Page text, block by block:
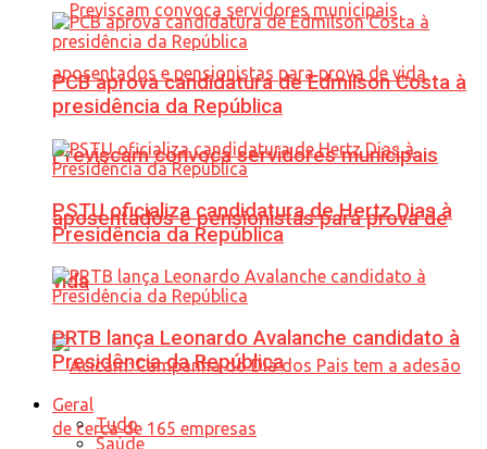
Previscam convoca servidores municipais
aposentados e pensionistas para prova de
vida
PCB aprova candidatura de Edmilson Costa à
presidência da República
PSTU oficializa candidatura de Hertz Dias à
Presidência da República
PRTB lança Leonardo Avalanche candidato à
Presidência da República
Geral
Tudo
Saúde